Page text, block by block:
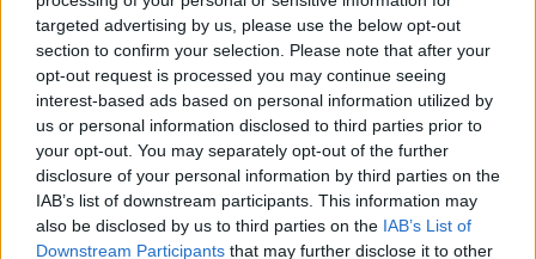
targeted advertising by us, please use the below opt-out
section to confirm your selection. Please note that after your
opt-out request is processed you may continue seeing
interest-based ads based on personal information utilized by
us or personal information disclosed to third parties prior to
your opt-out. You may separately opt-out of the further
disclosure of your personal information by third parties on the
IAB’s list of downstream participants. This information may
also be disclosed by us to third parties on the IAB’s List of
Downstream Participants that may further disclose it to other
Με λαμπρότητα ο εορτασμός της Μεταμορφώσεως του
Σωτήρος στην Οβρυά ΦΩΤΟ